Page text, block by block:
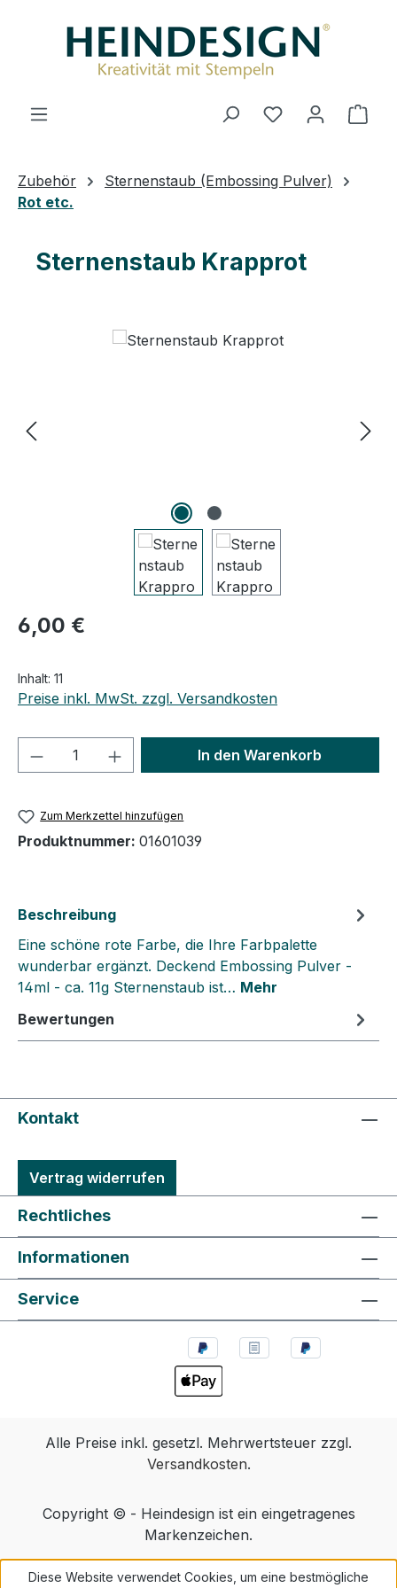
Du hast 0
Zubehör
Sternenstaub (Embossing Pulver)
Rot etc.
Sternenstaub Krapprot
Regulärer Preis:
6,00 €
Inhalt: 11
Preise inkl. MwSt. zzgl. Versandkosten
Produkt Anzahl: Gib denIn den Warenkorb
Zum Merkzettel hinzufügen
Produktnummer: 01601039
Beschreibung
Eine schöne rote Farbe, die Ihre Farbpalette
wunderbar ergänzt. Deckend Embossing Pulver -
14ml - ca. 11g Sternenstaub ist… Mehr
Bewertungen
Kontakt
Vertrag widerrufen
Rechtliches
Informationen
Service
Alle Preise inkl. gesetzl. Mehrwertsteuer zzgl.
Versandkosten.
Copyright © - Heindesign ist ein eingetragenes
Markenzeichen.
Diese Website verwendet Cookies, um eine bestmögliche